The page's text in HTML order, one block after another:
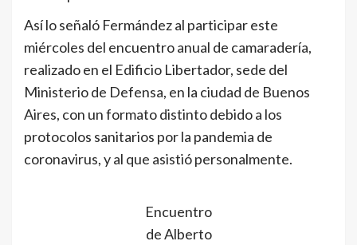
Así lo señaló Fermández al participar este
miércoles del encuentro anual de camaradería,
realizado en el Edificio Libertador, sede del
Ministerio de Defensa, en la ciudad de Buenos
Aires, con un formato distinto debido a los
protocolos sanitarios por la pandemia de
coronavirus, y al que asistió personalmente.
Encuentro
de Alberto